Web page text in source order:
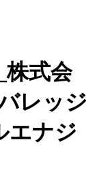
株式会
レッジ
エナジ